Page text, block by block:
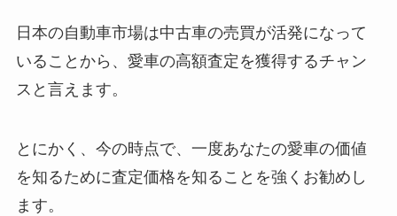
日本の自動車市場は中古車の売買が活発になって
いることから、愛車の高額査定を獲得するチャン
スと言えます。
とにかく、今の時点で、一度あなたの愛車の価値
を知るために査定価格を知ることを強くお勧めし
ます。